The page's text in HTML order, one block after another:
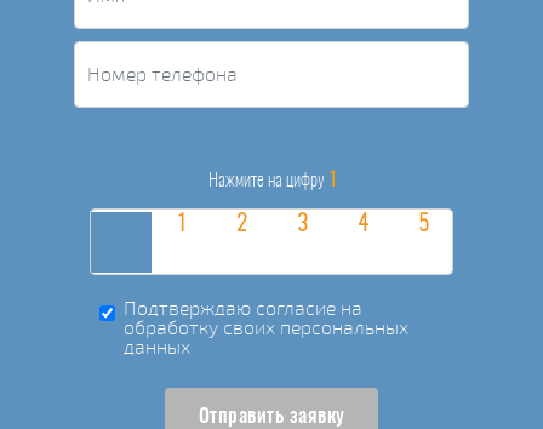
Нажмите на цифру 1
Подтверждаю согласие на
обработку своих персональных
данных
Отправить заявку